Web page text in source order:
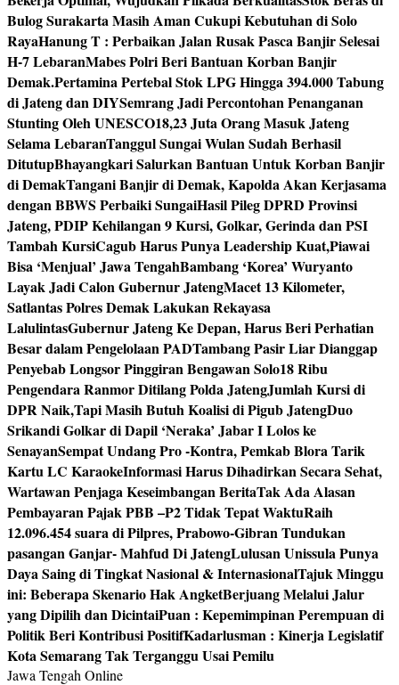
Bulog Surakarta Masih Aman Cukupi Kebutuhan di Solo
RayaHanung T : Perbaikan Jalan Rusak Pasca Banjir Selesai
H-7 LebaranMabes Polri Beri Bantuan Korban Banjir
Demak.Pertamina Pertebal Stok LPG Hingga 394.000 Tabung
di Jateng dan DIYSemrang Jadi Percontohan Penanganan
Stunting Oleh UNESCO18,23 Juta Orang Masuk Jateng
Selama LebaranTanggul Sungai Wulan Sudah Berhasil
DitutupBhayangkari Salurkan Bantuan Untuk Korban Banjir
di DemakTangani Banjir di Demak, Kapolda Akan Kerjasama
dengan BBWS Perbaiki SungaiHasil Pileg DPRD Provinsi
Jateng, PDIP Kehilangan 9 Kursi, Golkar, Gerinda dan PSI
Tambah KursiCagub Harus Punya Leadership Kuat,Piawai
Bisa ‘Menjual’ Jawa TengahBambang ‘Korea’ Wuryanto
Layak Jadi Calon Gubernur JatengMacet 13 Kilometer,
Satlantas Polres Demak Lakukan Rekayasa
LalulintasGubernur Jateng Ke Depan, Harus Beri Perhatian
Besar dalam Pengelolaan PADTambang Pasir Liar Dianggap
Penyebab Longsor Pinggiran Bengawan Solo18 Ribu
Pengendara Ranmor Ditilang Polda JatengJumlah Kursi di
DPR Naik,Tapi Masih Butuh Koalisi di Pigub JatengDuo
Srikandi Golkar di Dapil ‘Neraka’ Jabar I Lolos ke
SenayanSempat Undang Pro -Kontra, Pemkab Blora Tarik
Kartu LC KaraokeInformasi Harus Dihadirkan Secara Sehat,
Wartawan Penjaga Keseimbangan BeritaTak Ada Alasan
Pembayaran Pajak PBB –P2 Tidak Tepat WaktuRaih
12.096.454 suara di Pilpres, Prabowo-Gibran Tundukan
pasangan Ganjar- Mahfud Di JatengLulusan Unissula Punya
Daya Saing di Tingkat Nasional & InternasionalTajuk Minggu
ini: Beberapa Skenario Hak AngketBerjuang Melalui Jalur
yang Dipilih dan DicintaiPuan : Kepemimpinan Perempuan di
Politik Beri Kontribusi PositifKadarlusman : Kinerja Legislatif
Kota Semarang Tak Terganggu Usai Pemilu
Jawa Tengah Online